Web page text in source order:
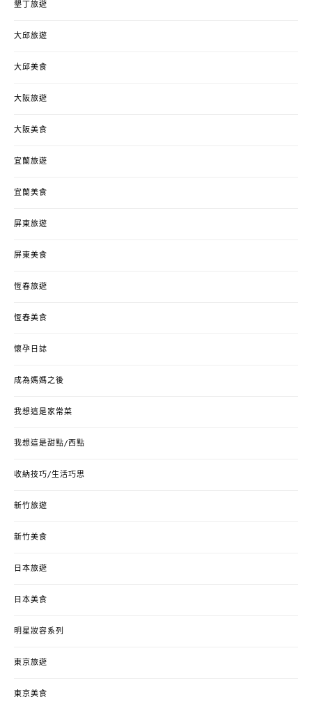
墾丁旅遊
大邱旅遊
大邱美食
大阪旅遊
大阪美食
宜蘭旅遊
宜蘭美食
屏東旅遊
屏東美食
恆春旅遊
恆春美食
懷孕日誌
成為媽媽之後
我想這是家常菜
我想這是甜點/西點
收納技巧/生活巧思
新竹旅遊
新竹美食
日本旅遊
日本美食
明星妝容系列
東京旅遊
東京美食